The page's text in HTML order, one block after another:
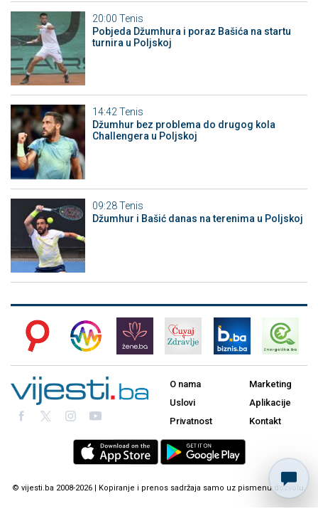
20:00 Tenis
Pobjeda Džumhura i poraz Bašića na startu
turnira u Poljskoj
14:42 Tenis
Džumhur bez problema do drugog kola
Challengera u Poljskoj
09:28Tenis
Džumhur i Bašić danas na terenima u Poljskoj
O nama
Uslovi
Privatnost
Marketing
Aplikacije
Kontakt
© vijesti.ba 2008-2026 | Kopiranje i prenos sadržaja samo uz pismenu dozvolu.